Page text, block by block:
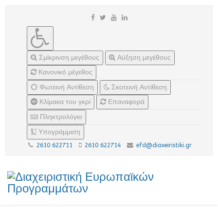
Σμίκρινση μεγέθους
Αύξηση μεγέθους
Κανονικό μέγεθος
Φωτεινή Αντίθεση
Σκοτεινή Αντίθεση
Κλίμακα του γκρί
Επαναφορά
Πληκτρολόγιο
Υπογράμμιση
2610 622711 2610 622714 efd@diaxeiristiki.gr